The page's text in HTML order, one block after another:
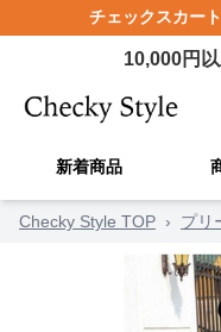
チェックスカート
10,000円
新着商品
Checky Style TOP › プリ